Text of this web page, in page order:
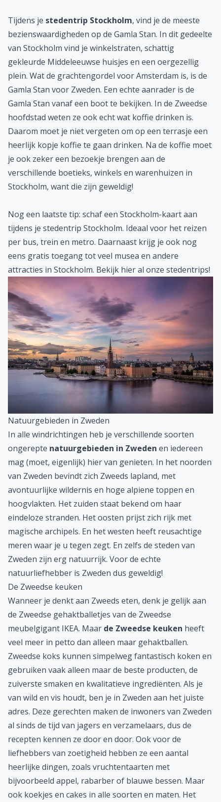
Tijdens je stedentrip Stockholm, vind je de meeste
bezienswaardigheden op de Gamla Stan. In dit gedeelte
van Stockholm vind je winkelstraten, schattig
gekleurde Middeleeuwse huisjes en een oergezellig
plein. Wat de grachtengordel voor Amsterdam is, is de
Gamla Stan voor Zweden. Een echte aanrader is de
Gamla Stan vanaf een boot te bekijken. In de Zweedse
hoofdstad weten ze ook echt wat koffie drinken is.
Daarom moet je niet vergeten om op een terrasje een
heerlijk kopje koffie te gaan drinken. Na de koffie moet
je ook zeker een bezoekje brengen aan de
verschillende boetieks, winkels en warenhuizen in
Stockholm, want die zijn geweldig!
Nog een laatste tip: schaf een Stockholm-kaart aan
tijdens je stedentrip Stockholm. Ideaal voor het reizen
per bus, trein en metro. Daarnaast krijg je ook nog
eens gratis toegang tot veel musea en andere
attracties in Stockholm. Bekijk hier al onze stedentrips!
Natuurgebieden in Zweden
In alle windrichtingen heb je verschillende soorten
ongerepte natuurgebieden in Zweden en iedereen
mag (moet, eigenlijk) hier van genieten. In het noorden
van Zweden bevindt zich Zweeds lapland, met
avontuurlijke wildernis en hoge alpiene toppen en
hoogvlakten. Het zuiden staat bekend om haar
eindeloze stranden. Het oosten prijst zich rijk met
magische archipels. En het westen heeft reusachtige
meren waar je u tegen zegt. En zelfs de steden van
Zweden zijn erg natuurrijk. Voor de echte
natuurliefhebber is Zweden dus geweldig!
De Zweedse keuken
Wanneer je denkt aan Zweeds eten, denk je gelijk aan
de Zweedse gehaktballetjes van de Zweedse
meubelgigant IKEA. Maar de Zweedse keuken heeft
veel meer in petto dan alleen maar gehaktballen.
Zweedse koks kunnen simpelweg fantastisch koken en
gebruiken vaak alleen maar de beste producten, de
zuiverste smaken en kwalitatieve ingrediënten. Als je
van wild en vis houdt, ben je in Zweden aan het juiste
adres. Deze gerechten maken de inwoners van Zweden
al sinds de tijd van jagers en verzamelaars, dus de
recepten kennen ze door en door. Ook voor de
liefhebbers van zoetigheid hebben ze een aantal
heerlijke dingen, zoals vruchtentaarten met
bijvoorbeeld appel, rabarber of blauwe bessen. Maar
ook koekjes en cakes in alle soorten en maten. Het